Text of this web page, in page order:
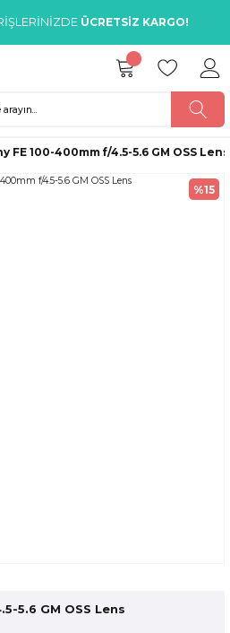
ÜCRETSİZ KARGO!
FE 100-400mm f/4.5-5.6 GM OSS Lens
%15
5.6 GM OSS Lens